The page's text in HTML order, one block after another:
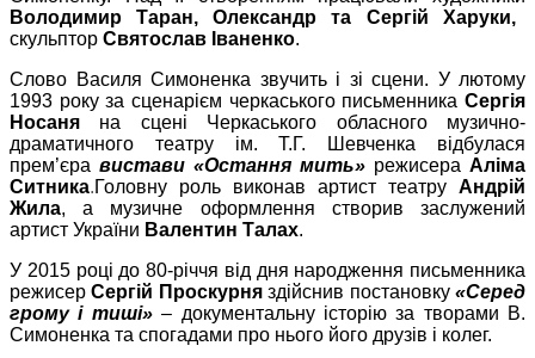
Володимир Таран, Олександр та Сергій Харуки,
скульптор Святослав Іваненко.
Слово Василя Симоненка звучить і зі сцени. У лютому
1993 року за сценарієм черкаського письменника Сергія
Носаня на сцені Черкаського обласного музично-
драматичного театру ім. Т.Г. Шевченка відбулася
прем’єра вистави «Остання мить» режисера Аліма
Ситника.Головну роль виконав артист театру Андрій
Жила, а музичне оформлення створив заслужений
артист України Валентин Талах.
У 2015 році до 80-річчя від дня народження письменника
режисерСергій Проскурняздійснив постановку«Серед
грому і тиші»– документальну історію за творами В.
Симоненка та спогадами про нього його друзів і колег.